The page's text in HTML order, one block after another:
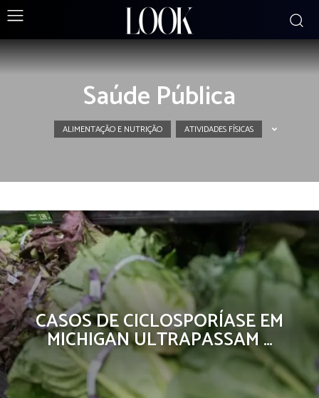
Saúde Pública
ALIMENTAÇÃO E NUTRIÇÃO ATIVIDADES FÍSICAS
CASOS DE CICLOSPORÍASE EM
MICHIGAN ULTRAPASSAM …